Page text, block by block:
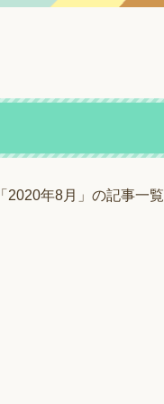
「2020年8月」の記事一覧